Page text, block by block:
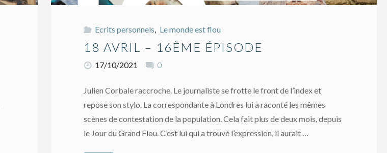
18ème
épisode"
Ecrits personnels Le monde est flou
18 AVRIL – 16ÈME ÉPISODE
17/10/2021 0
Julien Corbale raccroche. Le journaliste se frotte le front de l’index et
repose son stylo. La correspondante à Londres lui a raconté les mêmes
scènes de contestation de la population. Cela fait plus de deux mois, depuis
le Jour du Grand Flou. C’est lui qui a trouvé l’expression, il aurait …